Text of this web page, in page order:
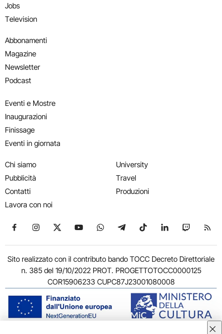
Jobs
Television
Abbonamenti
Magazine
Newsletter
Podcast
Eventi e Mostre
Inaugurazioni
Finissage
Eventi in giornata
Chi siamo
Pubblicità
Contatti
Lavora con noi
University
Travel
Produzioni
Seguici su Facebook
Seguici su Instagram
Seguici su X
Seguici su YouTube
Seguici su WhatsApp
Seguici su Telegram
Seguici su TikTok
Seguici su
Seguici
Sito realizzato con il contributo bando TOCC Decreto Direttoriale
n. 385 del 19/10/2022 PROT. PROGETTOTOCC0000125
COR15906233 CUPC87J23001080008